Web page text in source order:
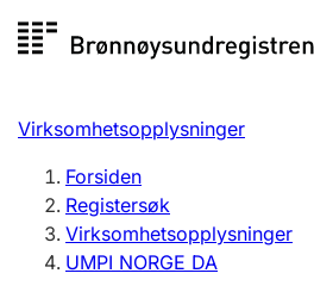
til
Registersøk
Aksjeselskap
Enkeltpersonforetak
Registrere, endre, slette
Virksomhetsopplysninger
Forsiden
Registersøk
Virksomhetsopplysninger
UMPI NORGE DA